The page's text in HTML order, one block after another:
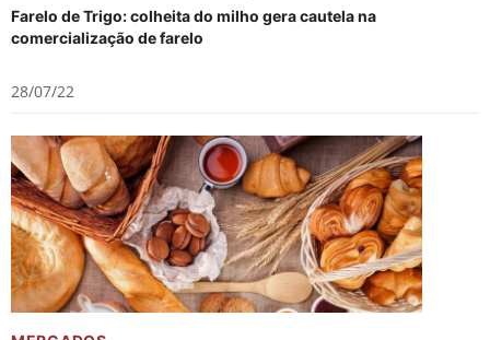
Farelo de Trigo: colheita do milho gera cautela na
comercialização de farelo
28/07/22